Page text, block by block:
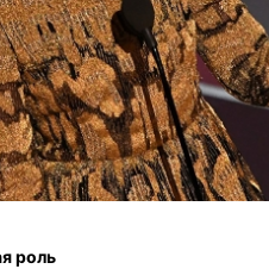
роль